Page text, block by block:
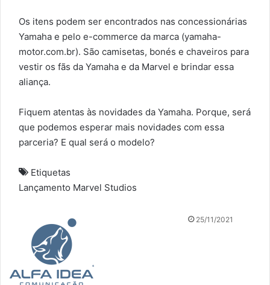
Os itens podem ser encontrados nas concessionárias
Yamaha e pelo e-commerce da marca (yamaha-
motor.com.br). São camisetas, bonés e chaveiros para
vestir os fãs da Yamaha e da Marvel e brindar essa
aliança.
Fiquem atentas às novidades da Yamaha. Porque, será
que podemos esperar mais novidades com essa
parceria? E qual será o modelo?
Etiquetas
Lançamento Marvel Studios
Mande25/11/2021